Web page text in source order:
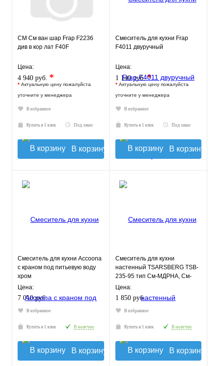
СМ См ван шар Frap F2236
див в кор лат F40F
Цена:
4 940 руб. *
* Актуальную цену пожалуйста
уточните у менеджера
В избранное
Купить в 1 клик Под заказ
В корзину
Смеситель для кухни Frap
F4011 двуручный
Цена:
1 140 руб.*
* Актуальную цену пожалуйста
уточните у менеджера
В избранное
Купить в 1 клик Под заказ
В корзину
Смеситель для кухни Accoona
c краном под питьевую воду
хром
Цена:
7 010 руб.
В избранное
Купить в 1 клик В наличии
В корзину
Смеситель для кухни
настенный TSARSBERG TSB-
235-95 тип См-МДРНА, См-
УмДРНА
Цена:
1 850 руб.
В избранное
Купить в 1 клик В наличии
В корзину